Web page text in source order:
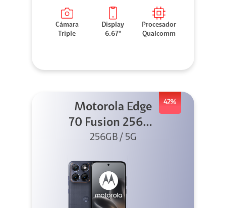
Cámara
Triple
Display
6.67"
Procesador
Qualcomm
42%
Motorola Edge
70 Fusion 256GB
Azul
256GB / 5G